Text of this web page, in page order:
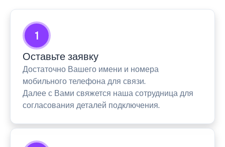
1
Оставьте заявку
Достаточно Вашего имени и номера
мобильного телефона для связи.
Далее с Вами свяжется наша сотрудница для
согласования деталей подключения.